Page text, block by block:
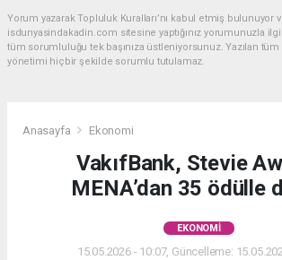
Yorum yazarak Topluluk Kuralları’nı kabul etmiş bulunuyor
isdunyasindakadin.com sitesine yaptığınız yorumunuzla
tüm sorumluluğu tek başınıza üstleniyorsunuz. Yazılan
yönetimi hiçbir şekilde sorumlu tutulamaz.
Anasayfa Ekonomi
VakıfBank, Stevie
MENA’dan 35 ödülle
EKONOMI
15.05.2026 - 10:07, Güncelleme: